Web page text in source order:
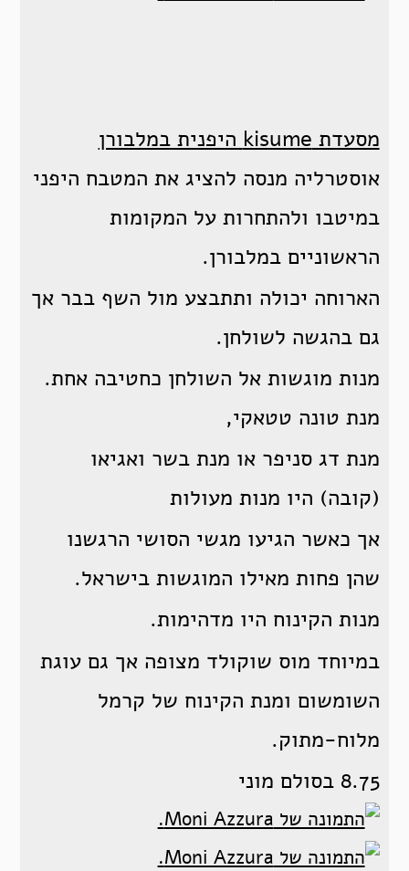
מסעדת kisume היפנית במלבורן
אוסטרליה מנסה להציג את המטבח היפני
במיטבו ולהתחרות על המקומות
הראשוניים במלבורן.
הארוחה יכולה ותתבצע מול השף בבר אך
גם בהגשה לשולחן.
מנות מוגשות אל השולחן כחטיבה אחת.
מנת טונה טטאקי,
מנת דג סניפר או מנת בשר ואגיאו
(קובה) היו מנות מעולות
אך כאשר הגיעו מגשי הסושי הרגשנו
שהן פחות מאילו המוגשות בישראל.
מנות הקינוח היו מדהימות.
במיוחד מוס שוקולד מצופה אך גם עוגת
השומשום ומנת הקינוח של קרמל
מלוח-מתוק.
8.75 בסולם מוני